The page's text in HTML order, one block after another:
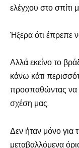
ελέγχου στο σπίτι
Ήξερα ότι έπρεπε
Αλλά εκείνο το
κάνω κάτι
προσπαθώντας να
σχέση μας.
Δεν ήταν μόνο για
μεταβαλλόμενα